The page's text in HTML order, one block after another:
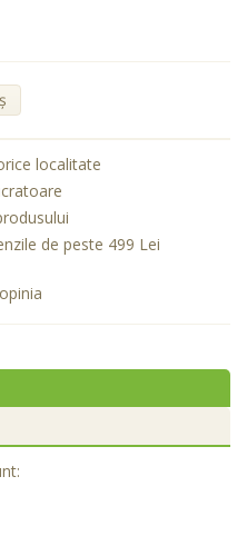
localitate
de peste 499 Lei